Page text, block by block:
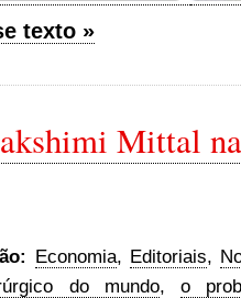
texto »
Mittal
Economia, Editoriais,
do mundo,o